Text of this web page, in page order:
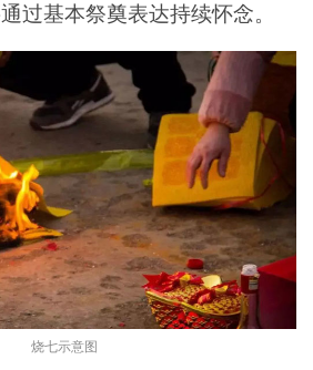
过基本祭奠表达持续怀念。
烧七示意图